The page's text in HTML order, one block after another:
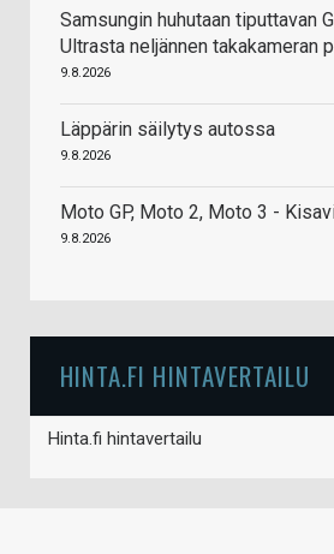
Samsungin huhutaan tiputtavan
Ultrasta neljännen takakameran
9.8.2026
Läppärin säilytys autossa
9.8.2026
Moto GP, Moto 2, Moto 3 -
9.8.2026
HINTA.FI HINTAVERTAILU
Hinta.fi hintavertailu